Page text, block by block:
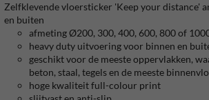
Zelfklevende vloersticker 'Keep your distance'
en buiten
afmeting Ø200, 300, 400, 600, 800 of
heavy duty uitvoering voor binnen en
geschikt voor de meeste oppervlakken,
beton, staal, tegels en de meeste
hoge kwaliteit full-colour print